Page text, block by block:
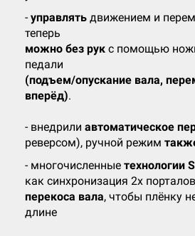
- управлять движением и
теперь
можно без рук с помощью
педали
(подъем/опускание вала,
вперёд).
- внедрили автоматическое
реверсом), ручной режим
- многочисленные технологии
как синхронизация 2х
перекоса вала, чтобы плёнку
длине